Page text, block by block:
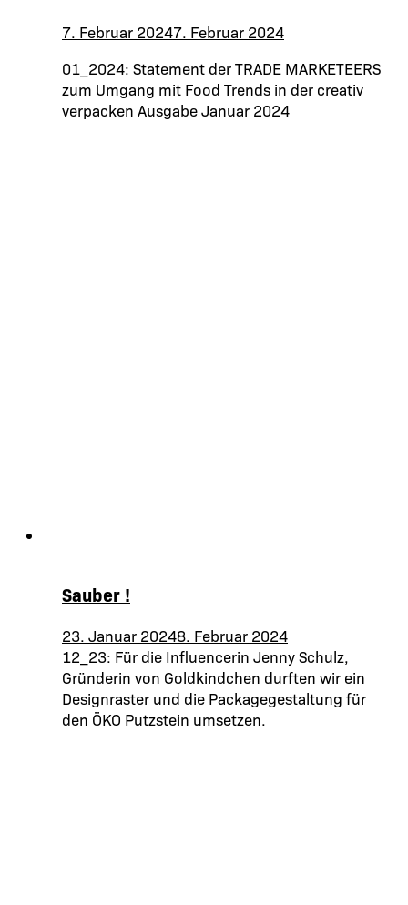
7. Februar 20247. Februar 2024
01_2024: Statement der TRADE MARKETEERS
zum Umgang mit Food Trends in der creativ
verpacken Ausgabe Januar 2024
Sauber !
23. Januar 20248. Februar 2024
12_23: Für die Influencerin Jenny Schulz,
Gründerin von Goldkindchen durften wir ein
Designraster und die Packagegestaltung für
den ÖKO Putzstein umsetzen.